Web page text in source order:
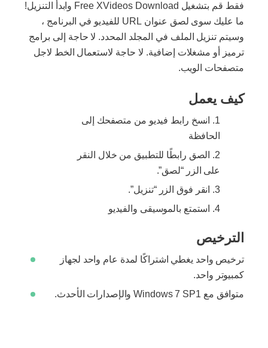
فقط قم بتشغيل Free XVideos Download وابدأ التنزيل!
ما عليك سوى لصق عنوان URL للفيديو في البرنامج ،
وسيتم تنزيل الملف في المجلد المحدد. لا حاجة إلى برامج
ترميز أو مشغلات إضافية. لا حاجة لاستعمال الخط لاجل
متصفحات الويب.
كيف يعمل
انسخ رابط فيديو من متصفحك إلى
الحافظة
الصق رابطًا للتطبيق من خلال النقر
على الزر “لصق”.
انقر فوق الزر “تنزيل”.
استمتع بالموسيقى والفيديو
الترخيص
ترخيص واحد يغطي اشتراكًا لمدة عام واحد لجهاز
كمبيوتر واحد.
متوافق مع Windows 7 SP1 والإصدارات الأحدث.